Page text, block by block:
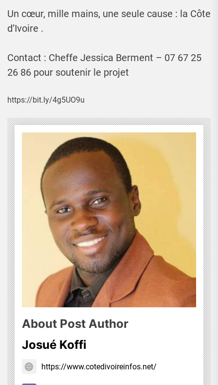
Un cœur, mille mains, une seule cause : la Côte
d’Ivoire .
Contact : Cheffe Jessica Berment – 07 67 25
26 86 pour soutenir le projet
https://bit.ly/4g5UO9u
About Post Author
Josué Koffi
https://www.cotedivoireinfos.net/